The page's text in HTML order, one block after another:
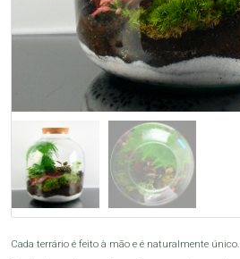
Cada terrário é feito à mão e é naturalmente único.